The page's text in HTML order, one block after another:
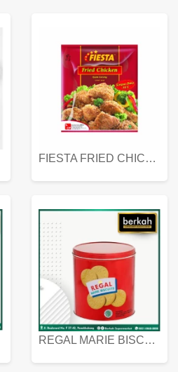
FIESTA FRIED CHICKEN 500 GR
REGAL MARIE BISCUIT KALENG 550 GRAM